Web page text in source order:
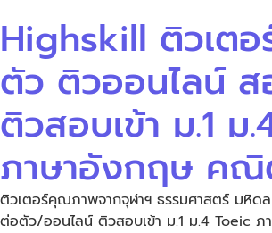
Highskill ติวเต
ตัว ติวออนไลน์
ติวสอบเข้า ม.1 ม
ภาษาอังกฤษ ค
ติวเตอร์คุณภาพจากจุฬาฯ ธรรมศาสตร์ มหิด
ต่อตัว/ออนไลน์ ติวสอบเข้า ม.1 ม.4 Toeic